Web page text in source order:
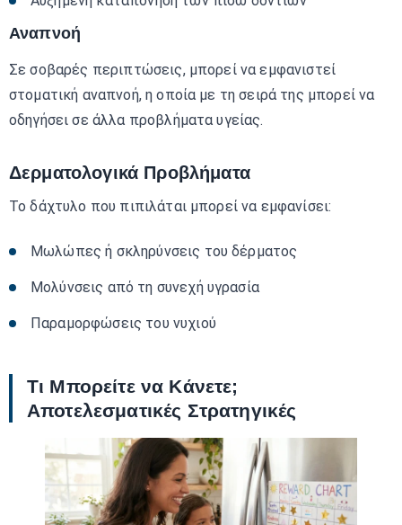
Αναπνοή
Σε σοβαρές περιπτώσεις, μπορεί να εμφανιστεί
στοματική αναπνοή, η οποία με τη σειρά της μπορεί να
οδηγήσει σε άλλα προβλήματα υγείας.
Δερματολογικά Προβλήματα
Το δάχτυλο που πιπιλάται μπορεί να εμφανίσει:
Μωλώπες ή σκληρύνσεις του δέρματος
Μολύνσεις από τη συνεχή υγρασία
Παραμορφώσεις του νυχιού
Τι Μπορείτε να Κάνετε;
Αποτελεσματικές Στρατηγικές